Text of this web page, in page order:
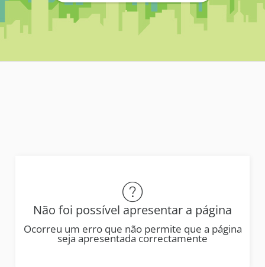
Não foi possível apresentar a página
Ocorreu um erro que não permite que a página
seja apresentada correctamente